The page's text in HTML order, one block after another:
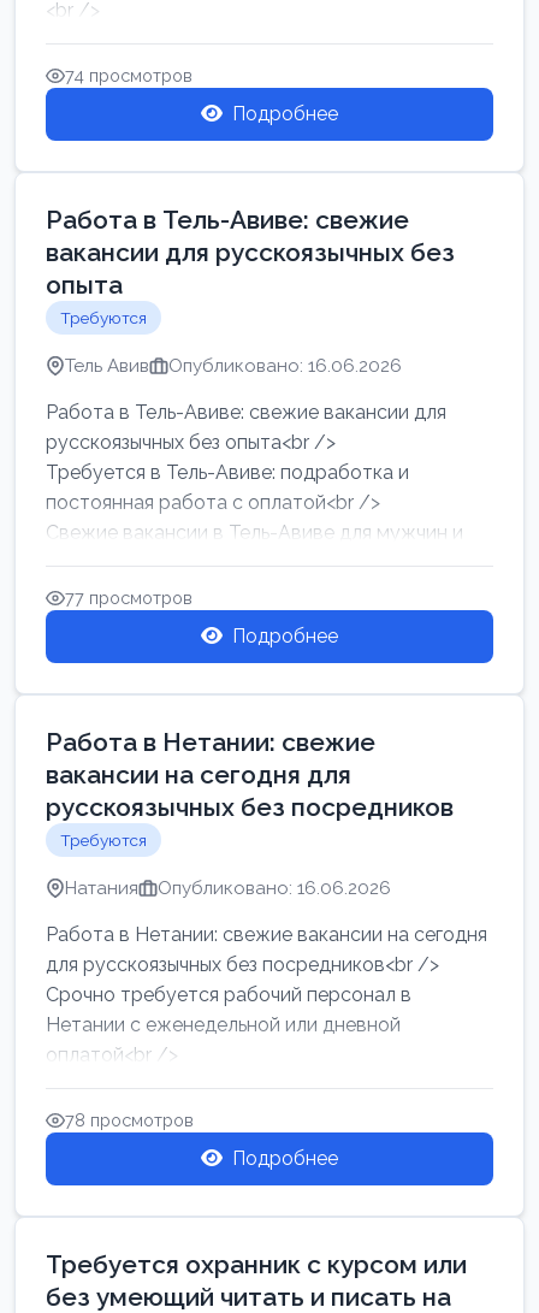
<br />
Работа в Нетании на мебельном производстве:
требу...
74 просмотров
Подробнее
Работа в Тель-Авиве: свежие
вакансии для русскоязычных без
опыта
Требуются
Тель Авив Опубликовано: 16.06.2026
Работа в Тель-Авиве: свежие вакансии для
русскоязычных без опыта<br />
Требуется в Тель-Авиве: подработка и
постоянная работа с оплатой<br />
Свежие вакансии в Тель-Авиве для мужчин и
женщин от хозя...
77 просмотров
Подробнее
Работа в Нетании: свежие
вакансии на сегодня для
русскоязычных без посредников
Требуются
Натания Опубликовано: 16.06.2026
Работа в Нетании: свежие вакансии на сегодня
для русскоязычных без посредников<br />
Срочно требуется рабочий персонал в
Нетании с еженедельной или дневной
оплатой<br />
Свежие вакансии в Нетании дл...
78 просмотров
Подробнее
Требуется охранник с курсом или
без умеющий читать и писать на